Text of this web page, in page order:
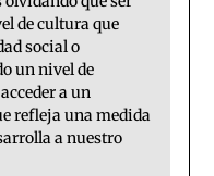
de cultura que
social o
un nivel de
a un
refleja una medida
a nuestro